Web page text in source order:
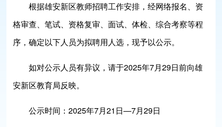
根据雄安新区教师招聘工作安排，经网络报名、资
格审查、笔试、资格复审、面试、体检、综合考察等程
序，确定以下人员为拟聘用人选，现予以公示。
如对公示人员有异议，请于2025年7月29日前向雄
安新区教育局反映。
公示时间：2025年7月21日—7月29日